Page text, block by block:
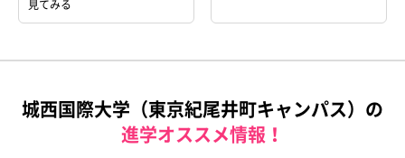
見てみる
城西国際大学（東京紀尾井町キャンパス）の
進学オススメ情報！